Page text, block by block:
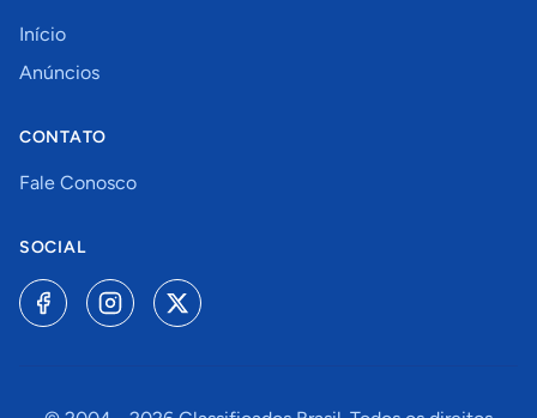
Início
Anúncios
CONTATO
Fale Conosco
SOCIAL